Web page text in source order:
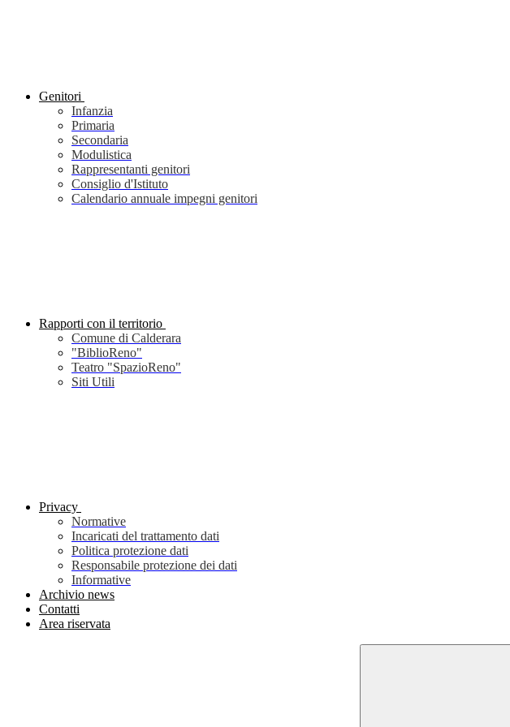
Genitori
Infanzia
Primaria
Secondaria
Modulistica
Rappresentanti genitori
Consiglio d'Istituto
Calendario annuale impegni genitori
Rapporti con il territorio
Comune di Calderara
"BiblioReno"
Teatro "SpazioReno"
Siti Utili
Privacy
Normative
Incaricati del trattamento dati
Politica protezione dati
Responsabile protezione dei dati
Informative
Archivio news
Contatti
Area riservata